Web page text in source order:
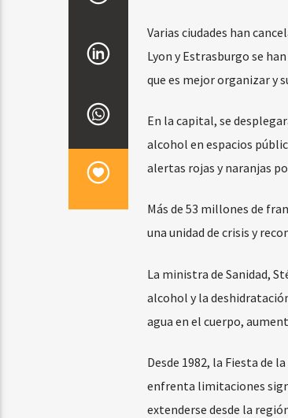
Varias ciudades han
Lyon y Estrasburgo se
que es mejor organizar y
En la capital, se
alcohol en espacios
alertas rojas y naranjas
Más de 53 millones de
una unidad de crisis y
La ministra de Sanidad,
alcohol y la
agua en el cuerpo,
Desde 1982, la Fiesta de
enfrenta limitaciones
extenderse desde la